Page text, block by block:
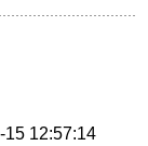
15 12:57:14